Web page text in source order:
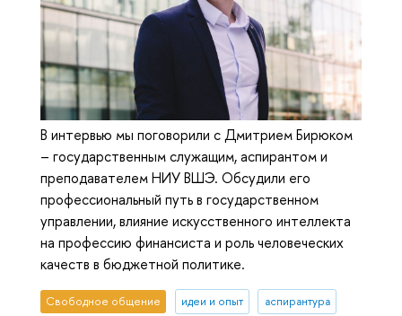
В интервью мы поговорили с Дмитрием Бирюком
– государственным служащим, аспирантом и
преподавателем НИУ ВШЭ. Обсудили его
профессиональный путь в государственном
управлении, влияние искусственного интеллекта
на профессию финансиста и роль человеческих
качеств в бюджетной политике.
Свободное общение идеи и опыт аспирантура